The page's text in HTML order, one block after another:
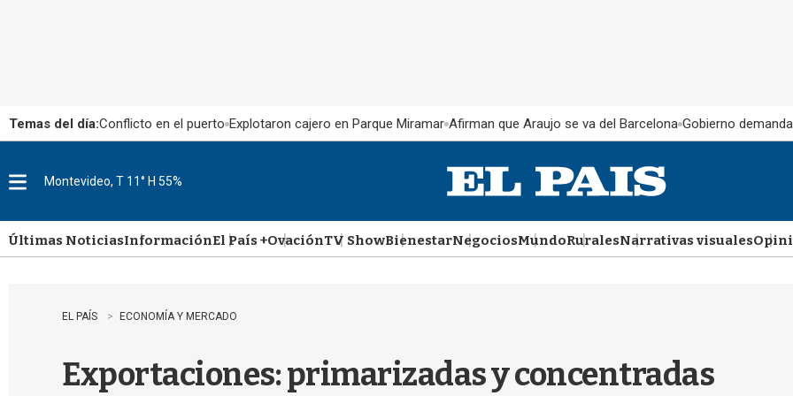
Temas del día:Conflicto en el puerto Explotaron cajero en Parque Miramar Afirman que Araujo se va del Barcelona Gobierno
u
Montevideo, T 11° H 55%
Últimas NoticiasInformaciónEl País +OvaciónTV ShowBienestarNegociosMundoRuralesNarrativas visuales
EL PAÍS ECONOMÍA Y MERCADO
Exportaciones: primarizadas y concentradas